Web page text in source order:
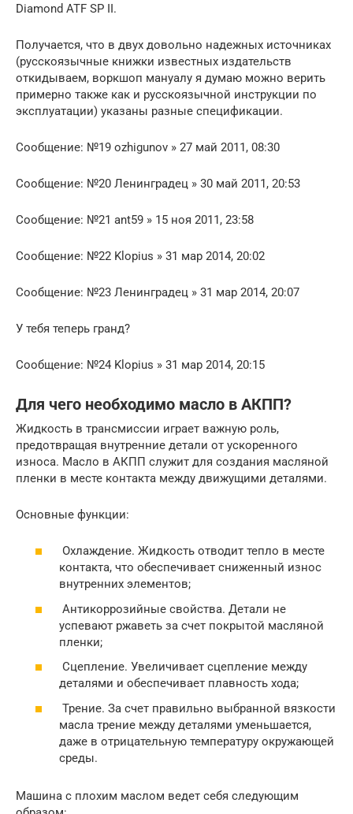
Diamond ATF SP II.
Получается, что в двух довольно надежных источниках
(русскоязычные книжки известных издательств
откидываем, воркшоп мануалу я думаю можно верить
примерно также как и русскоязычной инструкции по
эксплуатации) указаны разные спецификации.
Сообщение: №19 ozhigunov » 27 май 2011, 08:30
Сообщение: №20 Ленинградец » 30 май 2011, 20:53
Сообщение: №21 ant59 » 15 ноя 2011, 23:58
Сообщение: №22 Klopius » 31 мар 2014, 20:02
Сообщение: №23 Ленинградец » 31 мар 2014, 20:07
У тебя теперь гранд?
Сообщение: №24 Klopius » 31 мар 2014, 20:15
Для чего необходимо масло в АКПП?
Жидкость в трансмиссии играет важную роль,
предотвращая внутренние детали от ускоренного
износа. Масло в АКПП служит для создания масляной
пленки в месте контакта между движущими деталями.
Основные функции:
Охлаждение. Жидкость отводит тепло в месте
контакта, что обеспечивает сниженный износ
внутренних элементов;
Антикоррозийные свойства. Детали не
успевают ржаветь за счет покрытой масляной
пленки;
Сцепление. Увеличивает сцепление между
деталями и обеспечивает плавность хода;
Трение. За счет правильно выбранной вязкости
масла трение между деталями уменьшается,
даже в отрицательную температуру окружающей
среды.
Машина с плохим маслом ведет себя следующим